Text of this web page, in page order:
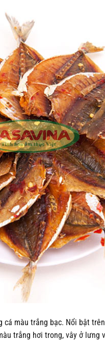
màu trắng bạc. Nổi bật
trắng hơi trong, vây ở lưng